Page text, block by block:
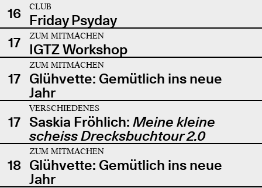
16
CLUB
Friday Psyday
17
ZUM MITMACHEN
IGTZ Workshop
17
ZUM MITMACHEN
Glühvette: Gemütlich ins neue
Jahr
17
VERSCHIEDENES
Saskia Fröhlich: Meine kleine
scheiss Drecksbuchtour 2.0
18
ZUM MITMACHEN
Glühvette: Gemütlich ins neue
Jahr